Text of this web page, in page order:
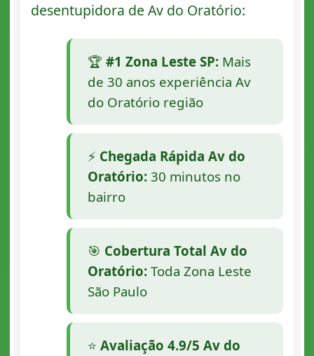
desentupidora de Av do Oratório:
🏆 #1 Zona Leste SP:Mais
de 30 anos experiência Av
do Oratório região
⚡ Chegada Rápida Av do
Oratório:30 minutos no
bairro
🎯 Cobertura Total Av do
Oratório:Toda Zona Leste
São Paulo
⭐ Avaliação 4.9/5 Av do